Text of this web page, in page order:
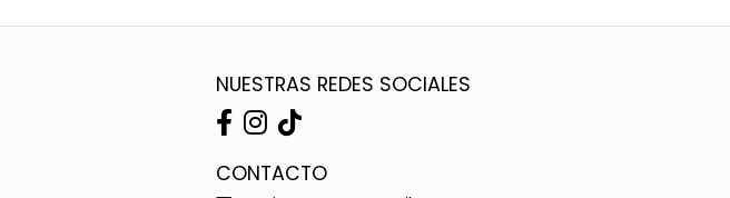
NUESTRAS REDES SOCIALES
CONTACTO